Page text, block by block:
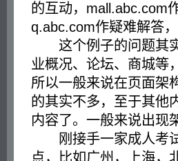
的互动，mall.abc.com
q.abc.com作疑难解答
这个例子的问题其实
业概况、论坛、商城等
所以一般来说在页面架
的其实不多，至于其他
内容了。一般来说出现
刚接手一家成人考试
点，比如广州，上海，